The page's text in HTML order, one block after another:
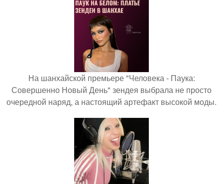
На шанхайской премьере "Человека - Паука:
Совершенно Новый День" зендея выбрала не просто
очередной наряд, а настоящий артефакт высокой моды.